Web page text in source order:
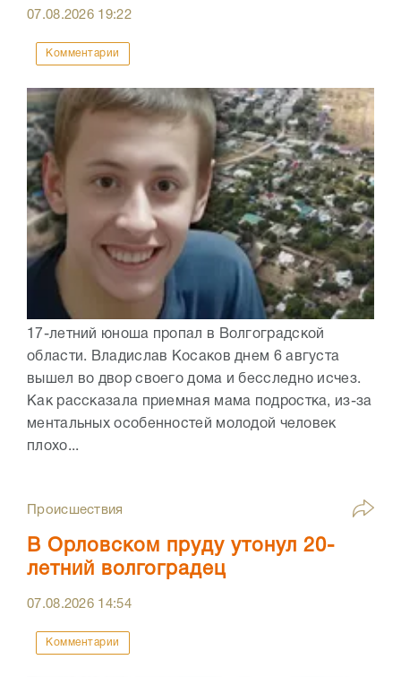
07.08.2026 19:22
Комментарии
17-летний юноша пропал в Волгоградской
области. Владислав Косаков днем 6 августа
вышел во двор своего дома и бесследно исчез.
Как рассказала приемная мама подростка, из-за
ментальных особенностей молодой человек
плохо...
Происшествия
В Орловском пруду утонул 20-
летний волгоградец
07.08.2026 14:54
Комментарии